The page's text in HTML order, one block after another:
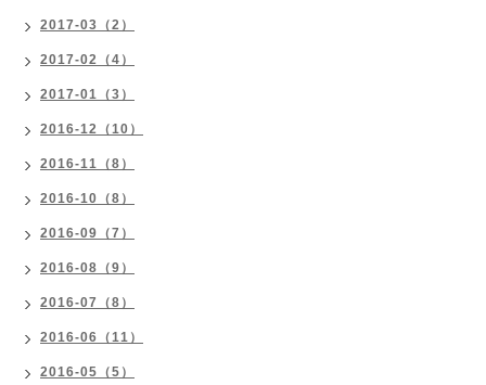
2017-03（2）
2017-02（4）
2017-01（3）
2016-12（10）
2016-11（8）
2016-10（8）
2016-09（7）
2016-08（9）
2016-07（8）
2016-06（11）
2016-05（5）